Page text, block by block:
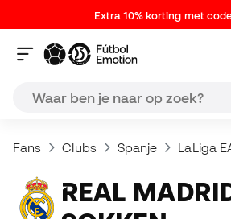
Extra 10% korting met
Fans Clubs Spanje LaLiga
REAL MADRID